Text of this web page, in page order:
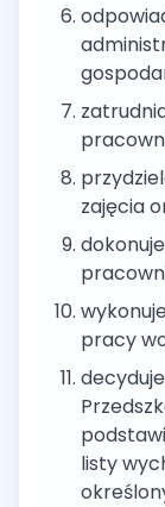
zajęcia
pracy
listy